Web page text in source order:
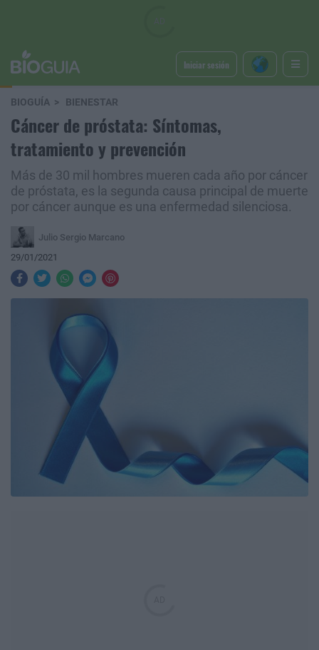
Iniciar sesión
BIOGUÍA BIENESTAR
Cáncer de próstata: Síntomas,
tratamiento y prevención
Más de 30 mil hombres mueren cada año por cáncer
de próstata, es la segunda causa principal de muerte
por cáncer aunque es una enfermedad silenciosa.
Julio Sergio Marcano
29/01/2021